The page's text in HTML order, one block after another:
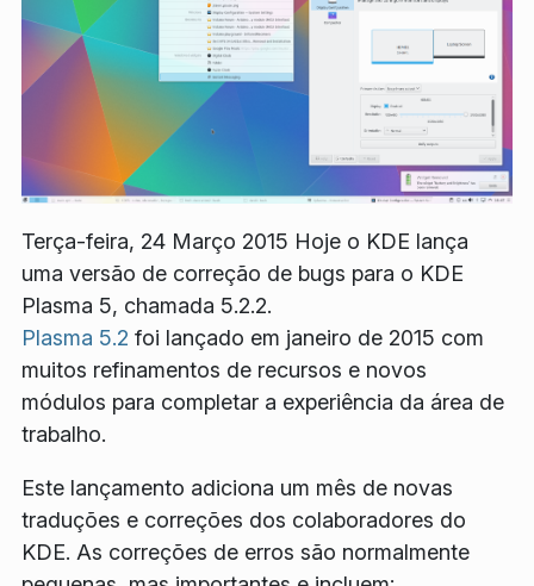
Terça-feira, 24 Março 2015 Hoje o KDE lança
uma versão de correção de bugs para o KDE
Plasma 5, chamada 5.2.2.
Plasma 5.2 foi lançado em janeiro de 2015 com
muitos refinamentos de recursos e novos
módulos para completar a experiência da área de
trabalho.
Este lançamento adiciona um mês de novas
traduções e correções dos colaboradores do
KDE. As correções de erros são normalmente